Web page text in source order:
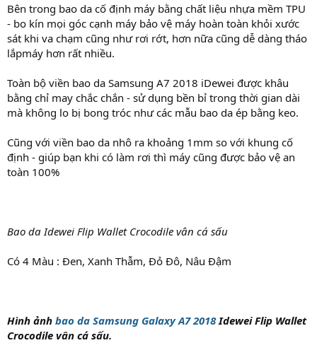
Bên trong bao da cố định máy bằng chất liệu nhựa mềm TPU
- bo kín mọi góc cạnh máy bảo vệ máy hoàn toàn khỏi xước
sát khi va chạm cũng như rơi rớt, hơn nữa cũng dễ dàng tháo
lắpmáy hơn rất nhiều.
Toàn bộ viền bao da Samsung A7 2018 iDewei được khâu
bằng chỉ may chắc chắn - sử dụng bền bỉ trong thời gian dài
mà không lo bị bong tróc như các mẫu bao da ép bằng keo.
Cũng với viền bao da nhô ra khoảng 1mm so với khung cố
định - giúp bạn khi có làm rơi thì máy cũng được bảo vệ an
toàn 100%
Bao da Idewei Flip Wallet Crocodile vân cá sấu
Có 4 Màu : Đen, Xanh Thẫm, Đỏ Đô, Nâu Đậm
Hình ảnh bao da Samsung Galaxy A7 2018 Idewei Flip Wallet
Crocodile vân cá sấu.